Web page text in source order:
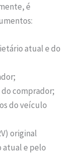
é
atual e do
comprador;
do veículo
original
atual e pelo